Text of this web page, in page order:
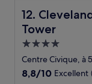
12.
Tower
Cleveland
Hébergement
4.0 étoiles
Centre Civique, à
8.8
8,8/10 Excellent